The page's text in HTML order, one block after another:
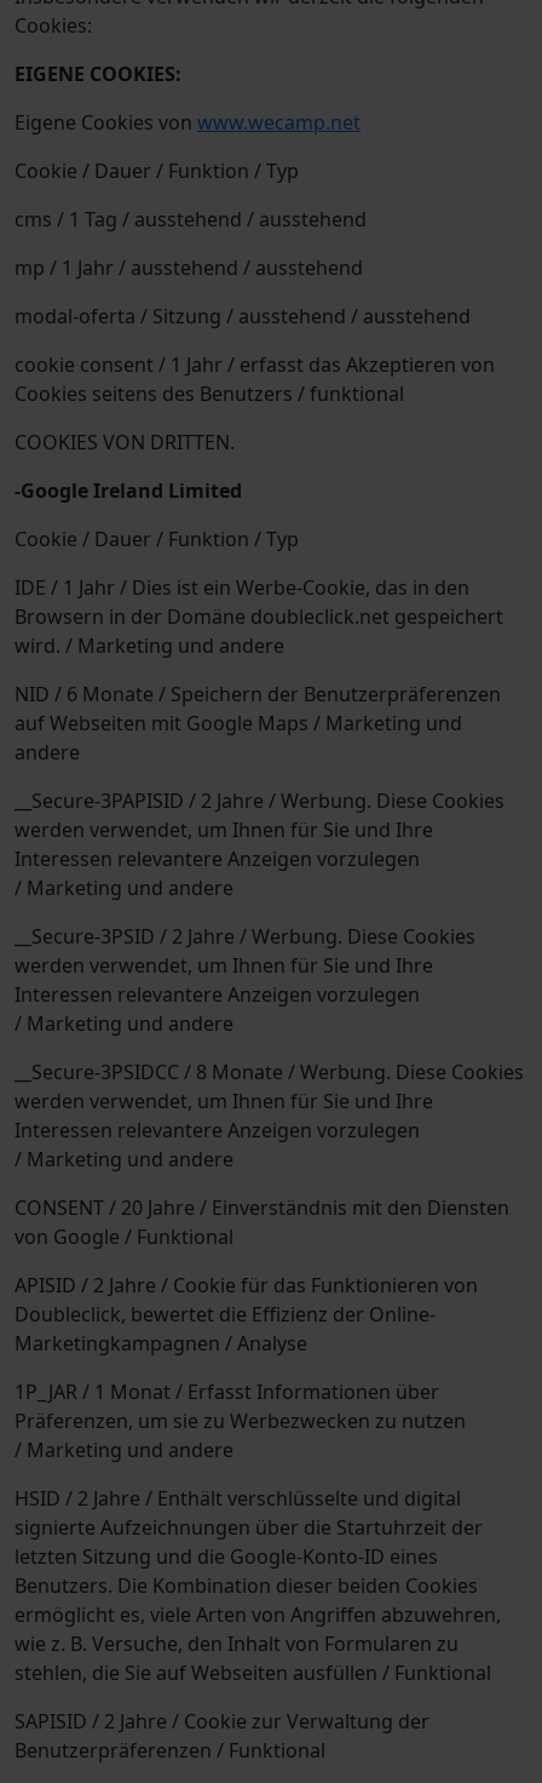
Cookies:
EIGENE COOKIES:
Eigene Cookies von www.wecamp.net
Cookie / Dauer / Funktion / Typ
cms / 1 Tag / ausstehend / ausstehend
mp / 1 Jahr / ausstehend / ausstehend
modal-oferta / Sitzung / ausstehend / ausstehend
cookie consent / 1 Jahr / erfasst das Akzeptieren von
Cookies seitens des Benutzers / funktional
COOKIES VON DRITTEN.
-Google Ireland Limited
Cookie / Dauer / Funktion / Typ
IDE / 1 Jahr / Dies ist ein Werbe-Cookie, das in den
Browsern in der Domäne doubleclick.net gespeichert
wird. / Marketing und andere
NID / 6 Monate / Speichern der Benutzerpräferenzen
auf Webseiten mit Google Maps / Marketing und
andere
__Secure-3PAPISID / 2 Jahre / Werbung. Diese Cookies
werden verwendet, um Ihnen für Sie und Ihre
Interessen relevantere Anzeigen vorzulegen
/ Marketing und andere
__Secure-3PSID / 2 Jahre / Werbung. Diese Cookies
werden verwendet, um Ihnen für Sie und Ihre
Interessen relevantere Anzeigen vorzulegen
/ Marketing und andere
__Secure-3PSIDCC / 8 Monate / Werbung. Diese Cookies
werden verwendet, um Ihnen für Sie und Ihre
Interessen relevantere Anzeigen vorzulegen
/ Marketing und andere
CONSENT / 20 Jahre / Einverständnis mit den Diensten
von Google / Funktional
APISID / 2 Jahre / Cookie für das Funktionieren von
Doubleclick, bewertet die Effizienz der Online-
Marketingkampagnen / Analyse
1P_JAR / 1 Monat / Erfasst Informationen über
Präferenzen, um sie zu Werbezwecken zu nutzen
/ Marketing und andere
HSID / 2 Jahre / Enthält verschlüsselte und digital
signierte Aufzeichnungen über die Startuhrzeit der
letzten Sitzung und die Google-Konto-ID eines
Benutzers. Die Kombination dieser beiden Cookies
ermöglicht es, viele Arten von Angriffen abzuwehren,
wie z. B. Versuche, den Inhalt von Formularen zu
stehlen, die Sie auf Webseiten ausfüllen / Funktional
SAPISID / 2 Jahre / Cookie zur Verwaltung der
Benutzerpräferenzen / Funktional